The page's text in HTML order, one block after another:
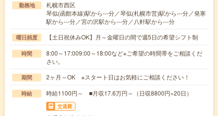
勤務地
札幌市西区
琴似(函館本線)駅から---分／琴似(札幌市営)駅から---分／発寒
駅から---分／宮の沢駅から---分／八軒駅から---分
曜日頻度 【土日祝休みOK】月～金曜日の間で週5日の希望シフト制
時間
8:00～17:009:00～18:00など※ご希望の時間帯をご相談くだ
さい。
期間 2ヶ月～OK ※スタート日はお気軽にご相談ください！
時給 時給1100円～ ■月収17.6万円～（日収8800円×20日）
交通費